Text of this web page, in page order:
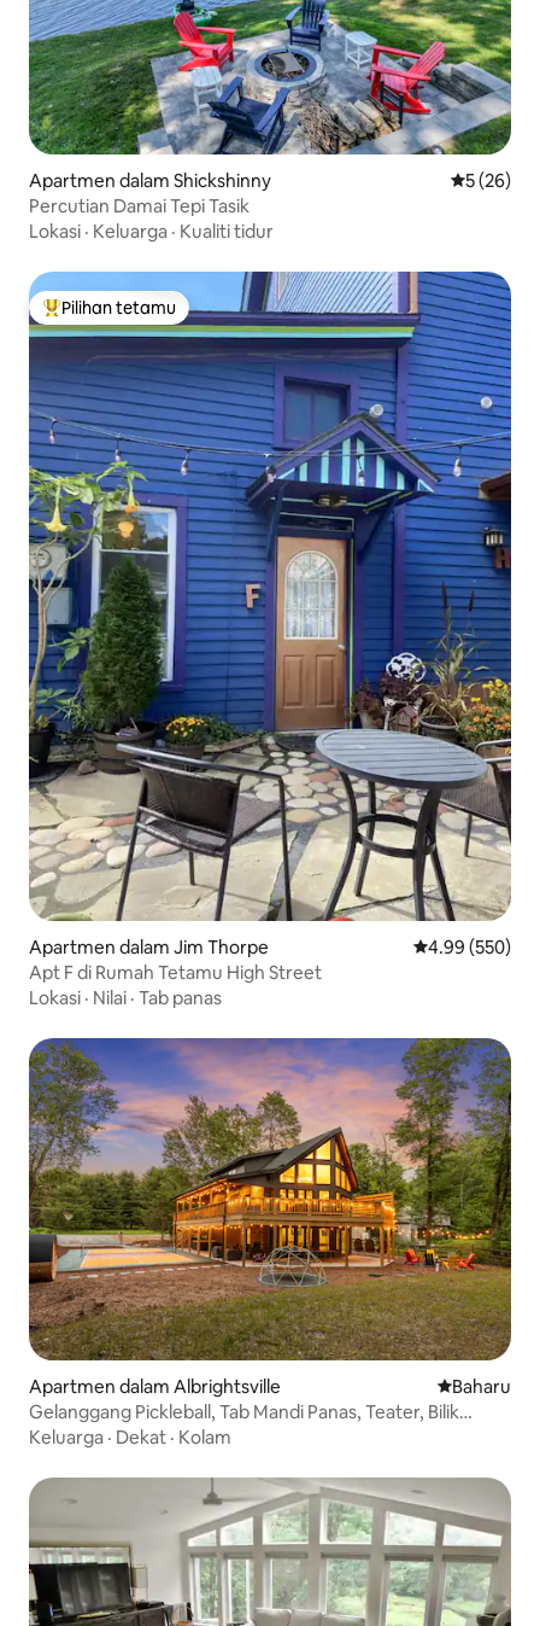
Apartmen dalam Shickshinny Penarafan
5 (26)
Percutian Damai Tepi Tasik
Lokasi · Keluarga · Kualiti tidur
Pilihan utama tetamu
Pilihan tetamu
Apartmen dalam Jim Thorpe Penarafan
4.99 (550)
Apt F di Rumah Tetamu High Street
Lokasi · Nilai · Tab panas
Apartmen dalam Albrightsville Tempat
Baharu
Gelanggang Pickleball, Tab Mandi Panas, Teater, Bilik
Rahsia!
Keluarga · Dekat · Kolam